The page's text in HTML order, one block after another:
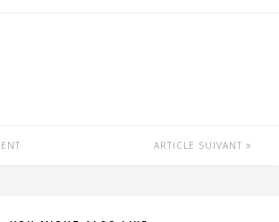
ARTICLE SUIVANT